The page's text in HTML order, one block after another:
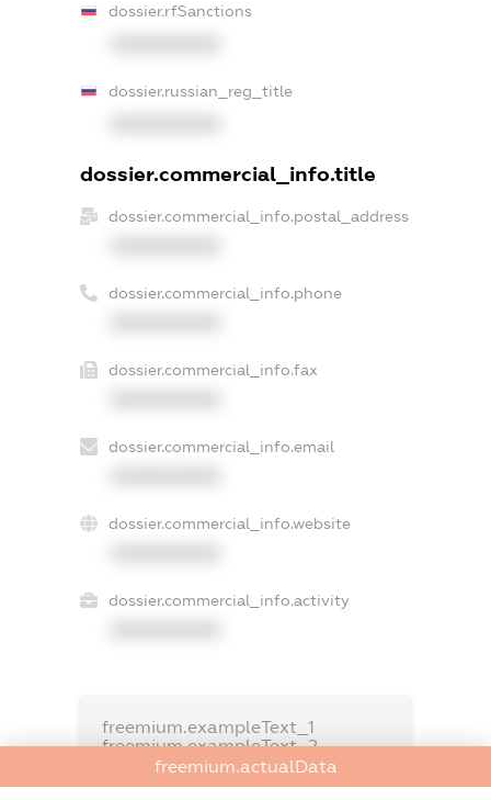
dossier.rfSanctions
dossier.russian_reg_title
dossier.commercial_info.title
dossier.commercial_info.postal_address
dossier.commercial_info.phone
dossier.commercial_info.fax
dossier.commercial_info.email
dossier.commercial_info.website
dossier.commercial_info.activity
freemium.exampleText_1
freemium.exampleText_2
freemium.anonymousPerSearch2
freemium.actualData